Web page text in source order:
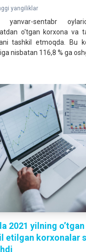
yangiliklar
yanvar-sentabr
o'tgan korxona va
tashkil etmoqda. Bu
nisbatan 116,8 % ga
2021 yilning
etilgan korxonalar